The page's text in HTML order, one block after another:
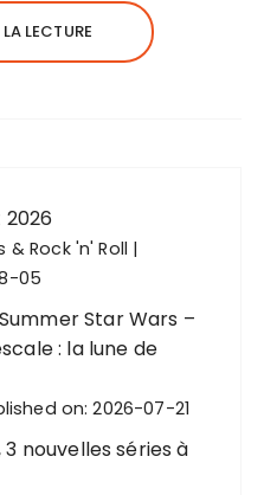
LECTURE
Rock 'n' Roll
05
Star Wars –
: la lune de
on: 2026-07-21
nouvelles séries à